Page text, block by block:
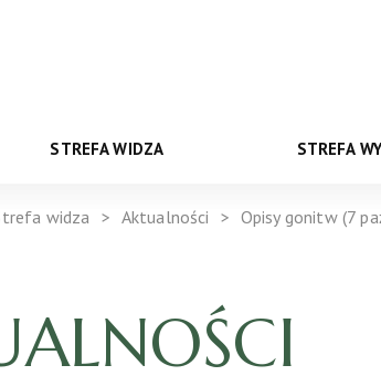
STREFA WIDZA STREFA
widza Aktualności Opisy gonitw (7